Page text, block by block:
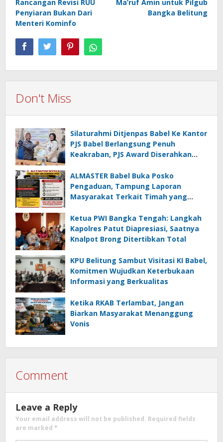
Rancangan Revisi RUU
Penyiaran Bukan Dari
Menteri Kominfo
Ma’ruf Amin untuk Pilgub
Bangka Belitung
Don't Miss
Silaturahmi Ditjenpas Babel Ke Kantor
PJS Babel Berlangsung Penuh
Keakraban, PJS Award Diserahkan
ALMASTER Babel Buka Posko
Pengaduan, Tampung Laporan
Masyarakat Terkait Timah yang
Ketua PWI Bangka Tengah: Langkah
Kapolres Patut Diapresiasi, Saatnya
Knalpot Brong Ditertibkan Total
KPU Belitung Sambut Visitasi KI Babel,
Komitmen Wujudkan Keterbukaan
Informasi yang Berkualitas
Ketika RKAB Terlambat, Jangan
Biarkan Masyarakat Menanggung
Vonis
Comment
Leave a Reply
Your email address will not be published. Required fields
are marked *